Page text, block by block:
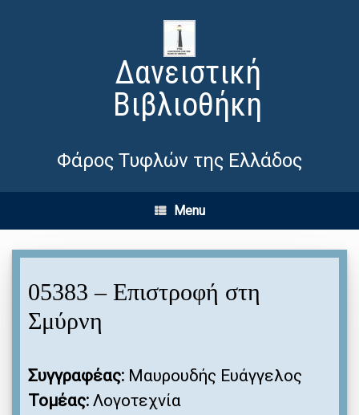
Δανειστική
Βιβλιοθήκη
Φάρος Τυφλών της Ελλάδος
Menu
05383 – Επιστροφή στη
Σμύρνη
Συγγραφέας: Μαυρουδής Ευάγγελος
Τομέας: Λογοτεχνία